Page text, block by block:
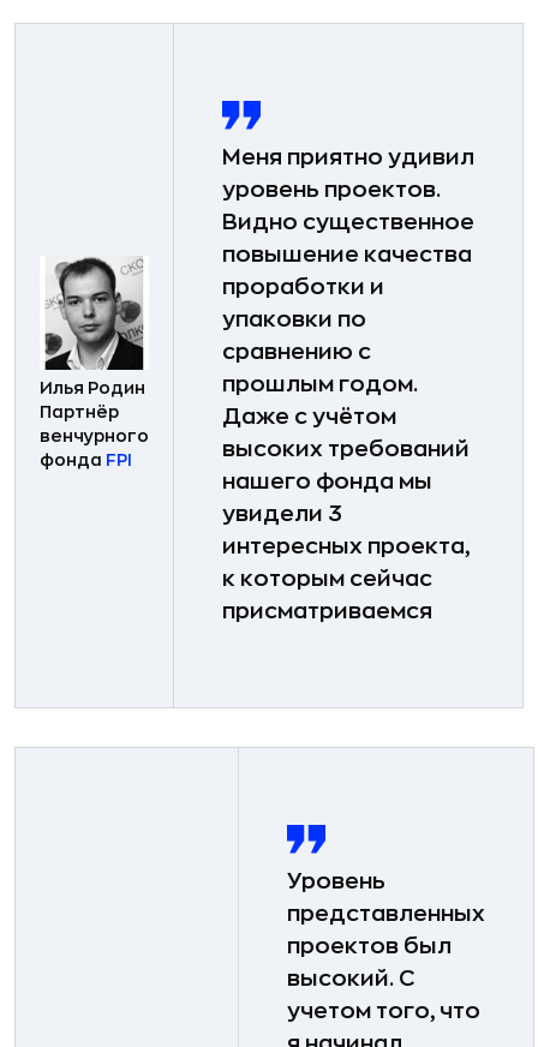
Илья Родин
Партнёр
венчурного
фонда FPI
Меня приятно удивил
уровень проектов.
Видно существенное
повышение качества
проработки и
упаковки по
сравнению с
прошлым годом.
Даже с учётом
высоких требований
нашего фонда мы
увидели 3
интересных проекта,
к которым сейчас
присматриваемся
Уровень
представленных
проектов был
высокий. С
учетом того, что